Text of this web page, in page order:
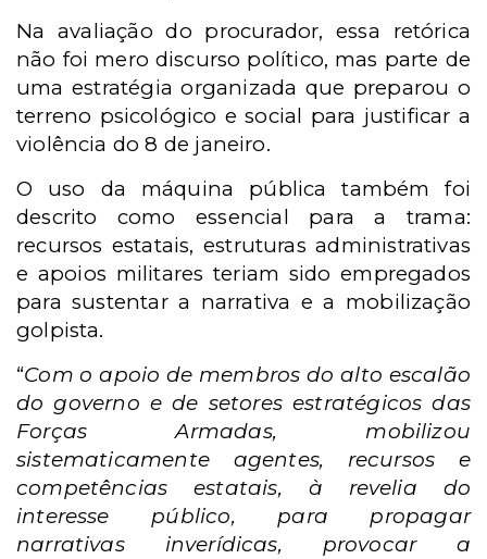
Na avaliação do procurador, essa retórica
não foi mero discurso político, mas parte de
uma estratégia organizada que preparou o
terreno psicológico e social para justificar a
violência do 8 de janeiro.
O uso da máquina pública também foi
descrito como essencial para a trama:
recursos estatais, estruturas administrativas
e apoios militares teriam sido empregados
para sustentar a narrativa e a mobilização
golpista.
“Com o apoio de membros do alto escalão
do governo e de setores estratégicos das
Forças Armadas, mobilizou
sistematicamente agentes, recursos e
competências estatais, à revelia do
interesse público, para propagar
narrativas inverídicas, provocar a